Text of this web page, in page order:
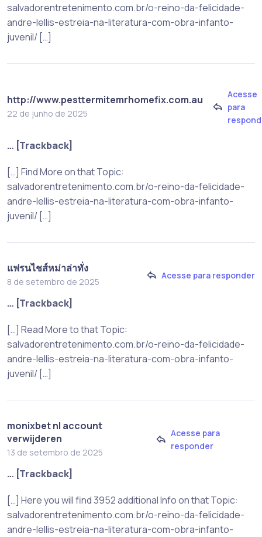
salvadorentretenimento.com.br/o-reino-da-felicidade-
andre-lellis-estreia-na-literatura-com-obra-infanto-
juvenil/ […]
http://www.pesttermitemrhomefix.com.au
22 de junho de 2025
Acesse
para
… [Trackback]
[…] Find More on that Topic:
salvadorentretenimento.com.br/o-reino-da-felicidade-
andre-lellis-estreia-na-literatura-com-obra-infanto-
juvenil/ […]
แฟรนไชส์หม่าล่าทั่ง
8 de setembro de 2025
Acesse para responder
… [Trackback]
[…] Read More to that Topic:
salvadorentretenimento.com.br/o-reino-da-felicidade-
andre-lellis-estreia-na-literatura-com-obra-infanto-
juvenil/ […]
monixbet nl account
verwijderen
13 de setembro de 2025
Acesse para
responder
… [Trackback]
[…] Here you will find 3952 additional Info on that Topic:
salvadorentretenimento.com.br/o-reino-da-felicidade-
andre-lellis-estreia-na-literatura-com-obra-infanto-